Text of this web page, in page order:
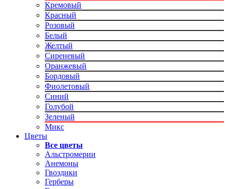
Кремовый
Красный
Розовый
Белый
Желтый
Сиреневый
Оранжевый
Бордовый
Фиолетовый
Синий
Голубой
Зеленый
Микс
Цветы
Все цветы
Альстромерии
Анемоны
Гвоздики
Герберы